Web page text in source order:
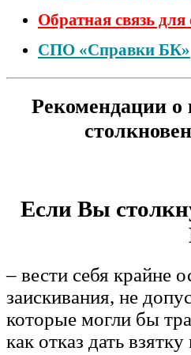
Обратная связь
СПО «Справки БК»
Рекомендации о
Если Вы
– вести себя крайне
заискивания, не
которые могли бы
как отказ дать